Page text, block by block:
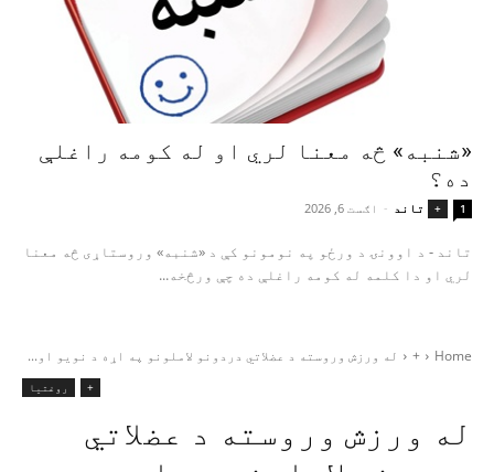
«شنبه» څه معنا لري او له کومه راغلې
ده؟
+ تاند - اګست 6, 2026 1
تاند - د اوونۍ د ورځو په نومونو کې د «شنبه» وروستاړی څه معنا
لري او دا کلمه له کومه راغلې ده چې ورڅخه...